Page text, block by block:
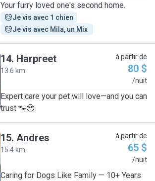
Your furry loved one's second home.
Je vis avec 1 chien
Je vis avec Mila, un Mix
14. Harpreet
13.6 km
à partir de
80 $
/nuit
Expert care your pet will love—and you can
trust 🐾🥹
15. Andres
15.4 km
à partir de
65 $
/nuit
Caring for Dogs Like Family — 10+ Years